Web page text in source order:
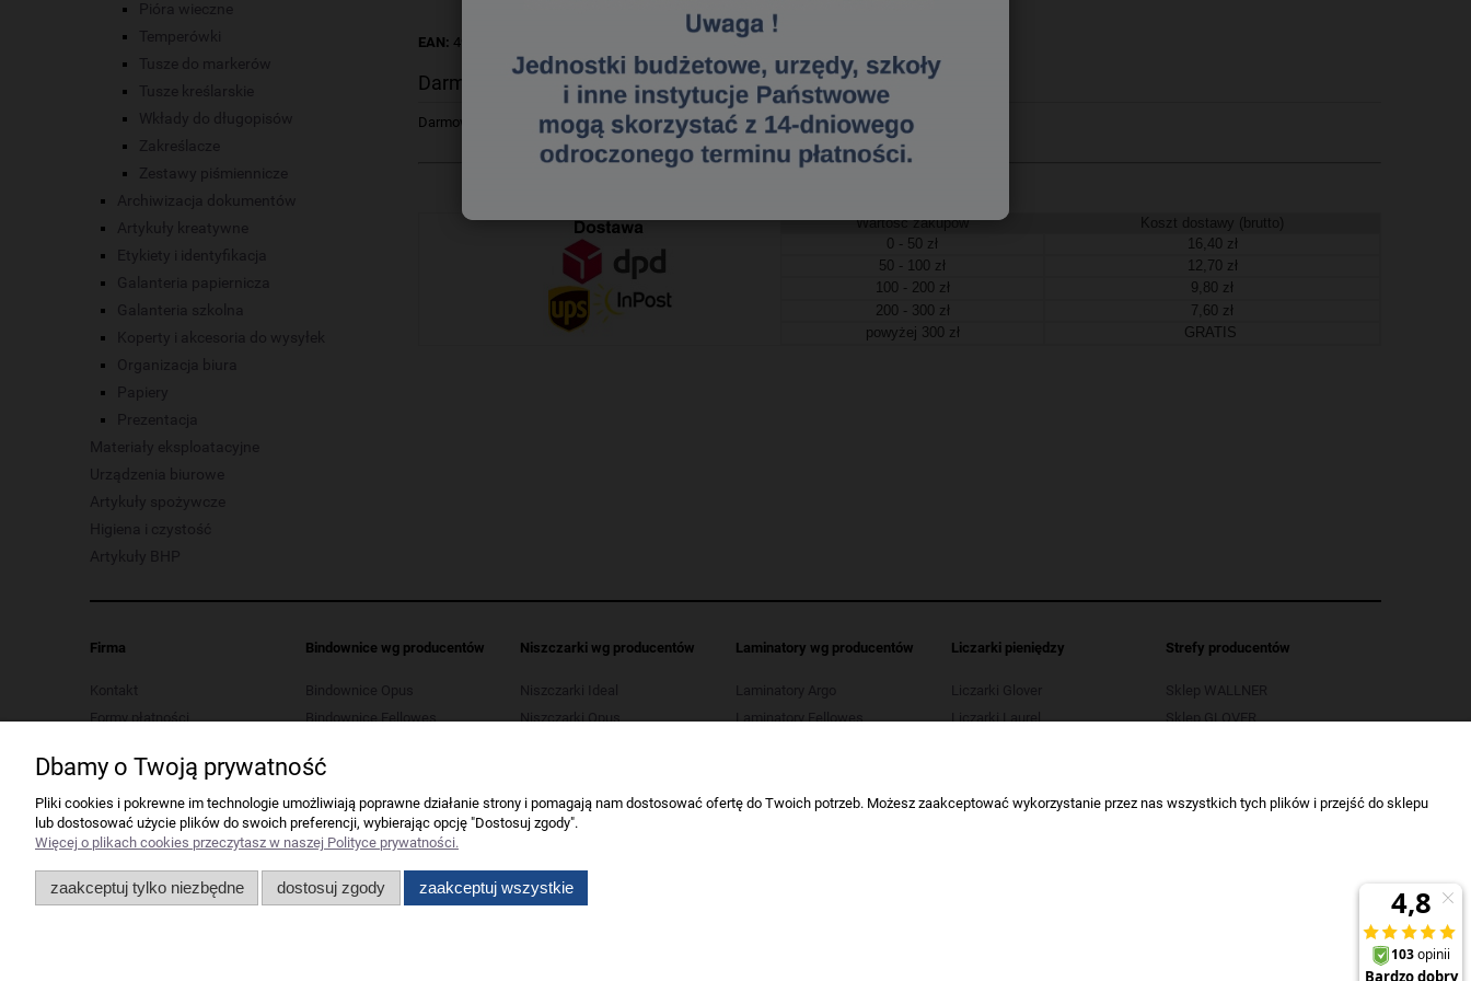
Pióra wieczne
Temperówki
Tusze do markerów
Tusze kreślarskie
Wkłady do długopisów
Zakreślacze
Zestawy piśmiennicze
Archiwizacja dokumentów
Artykuły kreatywne
Etykiety i identyfikacja
Galanteria papiernicza
Galanteria szkolna
Koperty i akcesoria do wysyłek
Organizacja biura
Papiery
Prezentacja
Materiały eksploatacyjne
Urządzenia biurowe
Artykuły spożywcze
Higiena i czystość
Artykuły BHP
EAN: 4902505420795
Darmowa dostawa
Darmowa dostawa (Kurier - Przelew bankowy) już od 300,00 zł.
Wartość zakupów
Koszt dostawy (brutto)
0 - 50 zł
16,40 zł
50 - 100 zł
12,70 zł
100 - 200 zł
9,80 zł
200 - 300 zł
7,60 zł
powyżej 300 zł
GRATIS
Firma
Kontakt
Formy płatności
Polityka prywatności
Regulaminy
Serwis urządzeń biurowych
Ustawienia plików cookies
Odstąp od umowy tutaj
Bindownice wg producentów
Bindownice Opus
Bindownice Fellowes
Bindownice Argo
Niszczarki wg producentów
Niszczarki Ideal
Niszczarki Opus
Niszczarki Tarnator
Niszczarki Wallner
Laminatory wg producentów
Laminatory Argo
Laminatory Fellowes
Laminatory Wallner
Liczarki pieniędzy
Liczarki Glover
Liczarki Laurel
Strefy producentów
Sklep WALLNER
Sklep GLOVER
Dbamy o Twoją prywatność
Pliki cookies i pokrewne im technologie umożliwiają poprawne działanie strony i pomagają nam dostosować ofertę do Twoich potrzeb. Możesz zaakceptować wykorzystanie przez nas wszystkich tych plików i przejść do sklepu
lub dostosować użycie plików do swoich preferencji, wybierając opcję "Dostosuj zgody".
Więcej o plikach cookies przeczytasz w naszej Polityce prywatności.
zaakceptuj tylko niezbędne dostosuj zgody zaakceptuj wszystkie